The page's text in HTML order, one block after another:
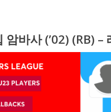
암바사 (’02) (RB) –